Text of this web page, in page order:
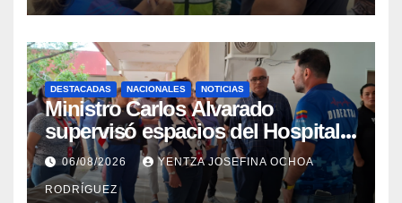
DESTACADAS NACIONALES NOTICIAS
Ministro Carlos Alvarado
supervisó espacios del Hospital
Dermatológico Dr. Martín Vegas
en La Guaira
06/08/2026 YENTZA JOSEFINA OCHOA
RODRÍGUEZ